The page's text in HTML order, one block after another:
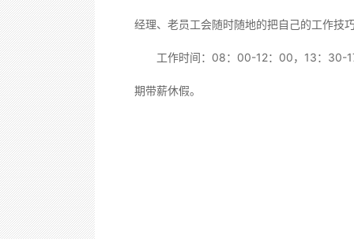
经理、老员工会随时随地的把自己的工作技巧
工作时间：08：00-12：00，13：30-
期带薪休假。